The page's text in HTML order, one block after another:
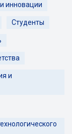
инновации
Студенты
и